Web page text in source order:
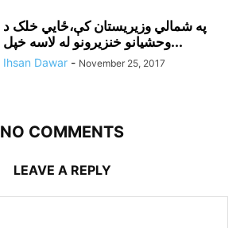
په شمالي وزيريستان کې،ځايي خلک د
وحشيانو خنزيرونو له لاسه خپل...
Ihsan Dawar - November 25, 2017
NO COMMENTS
LEAVE A REPLY